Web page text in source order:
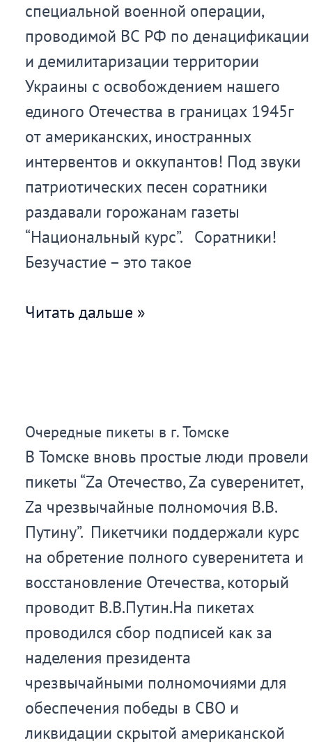
специальной военной операции,
проводимой ВС РФ по денацификации
и демилитаризации территории
Украины с освобождением нашего
единого Отечества в границах 1945г
от американских, иностранных
интервентов и оккупантов! Под звуки
патриотических песен соратники
раздавали горожанам газеты
“Национальный курс”. Соратники!
Безучастие – это такое
Митинг
Читать дальше »
Очередные пикеты в г. Томске
В Томске вновь простые люди провели
пикеты “Zа Отечество, Zа суверенитет,
Zа чрезвычайные полномочия В.В.
Путину”. Пикетчики поддержали курс
на обретение полного суверенитета и
восстановление Отечества, который
проводит В.В.Путин.На пикетах
проводился сбор подписей как за
наделения президента
чрезвычайными полномочиями для
обеспечения победы в СВО и
ликвидации скрытой американской